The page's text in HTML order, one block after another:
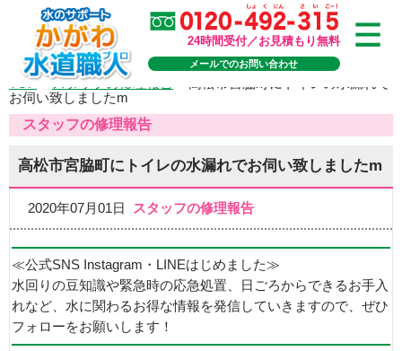
24時間受付／お見積もり無料
メールでのお問い合わせ
TOP>スタッフの修理報告
お伺い致しましたm
スタッフの修理報告
高松市宮脇町にトイレの水漏れでお伺い致しましたm
2020年07月01日 スタッフの修理報告
≪公式SNS Instagram・LINEはじめました≫
水回りの豆知識や緊急時の応急処置、日ごろからできるお手入
れなど、水に関わるお得な情報を発信していきますので、ぜひ
フォローをお願いします！